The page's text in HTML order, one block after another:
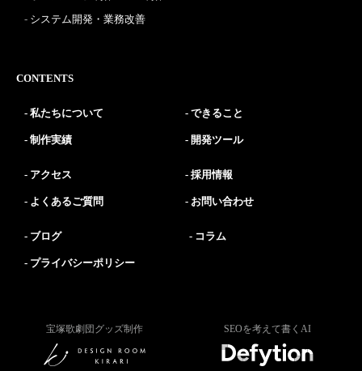
システム開発・業務改善
CONTENTS
私たちについて できること
制作実績 開発ツール
アクセス 採用情報
よくあるご質問 お問い合わせ
ブログ コラム
プライバシーポリシー
宝塚歌劇団グッズ制作 SEOを考えて書くAI